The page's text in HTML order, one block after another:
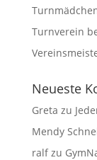
Turnverein
Neueste
Greta zu
Mendy
ralfzu